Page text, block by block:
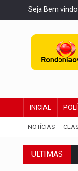
Seja Bem vindo.
INICIAL
NOTÍCIAS
ÚLTIMAS